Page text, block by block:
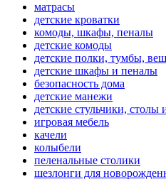
матрасы
детские кроватки
комоды, шкафы, пеналы
детские комоды
детские полки, тумбы,
детские шкафы и пеналы
безопасность дома
детские манежи
детские стульчики, столы
игровая мебель
качели
колыбели
пеленальные столики
шезлонги для